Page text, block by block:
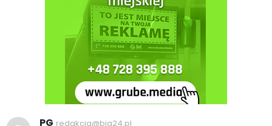
PG redakcja@bia24.pl